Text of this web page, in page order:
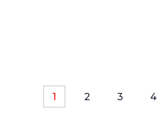
1 2 3 4